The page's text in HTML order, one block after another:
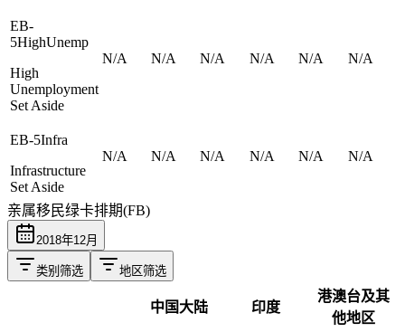
EB-
5HighUnemp
High
Unemployment
Set Aside
N/A N/A N/A N/A N/A N/A
EB-5Infra
Infrastructure
Set Aside
N/A N/A N/A N/A N/A N/A
亲属移民绿卡排期(FB)
2018年12月
类别筛选 地区筛选
中国大陆 印度
港澳台及其
他地区